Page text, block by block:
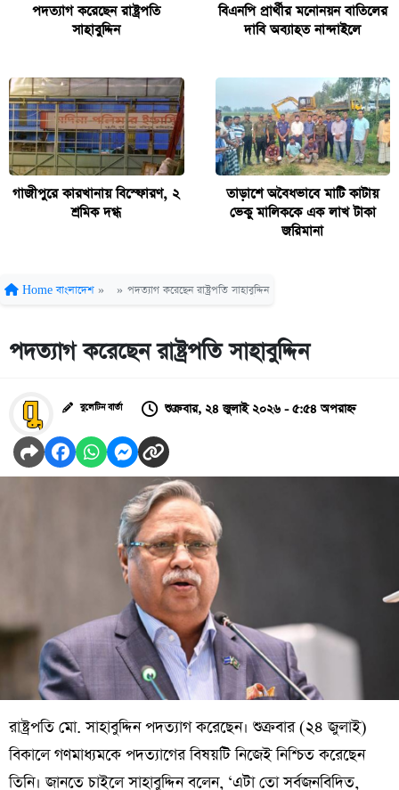
পদত্যাগ করেছেন রাষ্ট্রপতি
সাহাবুদ্দিন
বিএনপি প্রার্থীর মনোনয়ন বাতিলের
দাবি অব্যাহত নান্দাইলে
গাজীপুরে কারখানায় বিস্ফোরণ, ২
শ্রমিক দগ্ধ
তাড়াশে অবৈধভাবে মাটি কাটায়
ভেকু মালিককে এক লাখ টাকা
জরিমানা
Home বাংলাদেশ » » পদত্যাগ করেছেন রাষ্ট্রপতি সাহাবুদ্দিন
পদত্যাগ করেছেন রাষ্ট্রপতি সাহাবুদ্দিন
বুলেটিন বার্তা শুক্রবার, ২৪ জুলাই ২০২৬ - ৫:৫৪ অপরাহ্ন
রাষ্ট্রপতি মো. সাহাবুদ্দিন পদত্যাগ করেছেন। শুক্রবার (২৪ জুলাই)
বিকালে গণমাধ্যমকে পদত্যাগের বিষয়টি নিজেই নিশ্চিত করেছেন
তিনি। জানতে চাইলে সাহাবুদ্দিন বলেন, ‘এটা তো সর্বজনবিদিত,